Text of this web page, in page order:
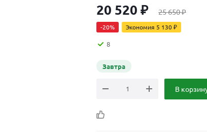
20 520 ₽ 25 650₽
-20% Экономия 5 130₽
8
Завтра
В